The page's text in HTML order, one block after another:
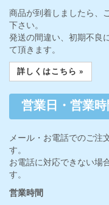
商品が到着しましたら、
下さい。
発送の間違い、初期不良
て頂きます。
詳しくはこちら »
営業日・営業
メール・お電話でのご注
す。
お電話に対応できない場
す。
営業時間